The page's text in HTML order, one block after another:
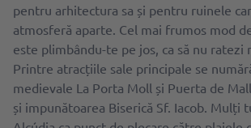
pentru arhitectura sa și pentru ruinele
atmosferă aparte. Cel mai frumos mod
este plimbându-te pe jos, ca să nu ratezi
Printre atracțiile sale principale se
medievale La Porta Moll și Puerta de
și impunătoarea Biserică Sf. Iacob. Mulți